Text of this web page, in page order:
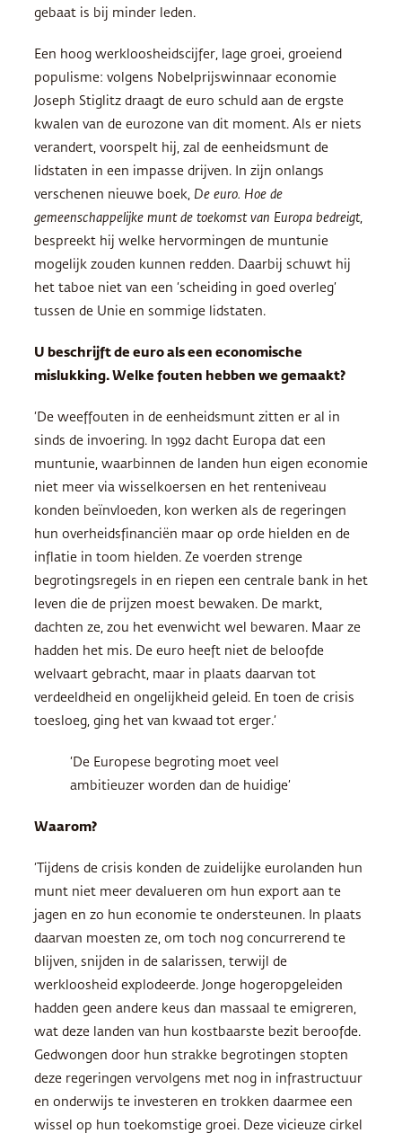
gebaat is bij minder leden.
Een hoog werkloosheidscijfer, lage groei, groeiend
populisme: volgens Nobelprijswinnaar economie
Joseph Stiglitz draagt de euro schuld aan de ergste
kwalen van de eurozone van dit moment. Als er niets
verandert, voorspelt hij, zal de eenheidsmunt de
lidstaten in een impasse drijven. In zijn onlangs
verschenen nieuwe boek, De euro. Hoe de
gemeenschappelijke munt de toekomst van Europa bedreigt,
bespreekt hij welke hervormingen de muntunie
mogelijk zouden kunnen redden. Daarbij schuwt hij
het taboe niet van een ‘scheiding in goed overleg’
tussen de Unie en sommige lidstaten.
U beschrijft de euro als een economische
mislukking. Welke fouten hebben we gemaakt?
‘De weeffouten in de eenheidsmunt zitten er al in
sinds de invoering. In 1992 dacht Europa dat een
muntunie, waarbinnen de landen hun eigen economie
niet meer via wisselkoersen en het renteniveau
konden beïnvloeden, kon werken als de regeringen
hun overheidsfinanciën maar op orde hielden en de
inflatie in toom hielden. Ze voerden strenge
begrotingsregels in en riepen een centrale bank in het
leven die de prijzen moest bewaken. De markt,
dachten ze, zou het evenwicht wel bewaren. Maar ze
hadden het mis. De euro heeft niet de beloofde
welvaart gebracht, maar in plaats daarvan tot
verdeeldheid en ongelijkheid geleid. En toen de crisis
toesloeg, ging het van kwaad tot erger.’
‘De Europese begroting moet veel
ambitieuzer worden dan de huidige’
Waarom?
‘Tijdens de crisis konden de zuidelijke eurolanden hun
munt niet meer devalueren om hun export aan te
jagen en zo hun economie te ondersteunen. In plaats
daarvan moesten ze, om toch nog concurrerend te
blijven, snijden in de salarissen, terwijl de
werkloosheid explodeerde. Jonge hogeropgeleiden
hadden geen andere keus dan massaal te emigreren,
wat deze landen van hun kostbaarste bezit beroofde.
Gedwongen door hun strakke begrotingen stopten
deze regeringen vervolgens met nog in infrastructuur
en onderwijs te investeren en trokken daarmee een
wissel op hun toekomstige groei. Deze vicieuze cirkel